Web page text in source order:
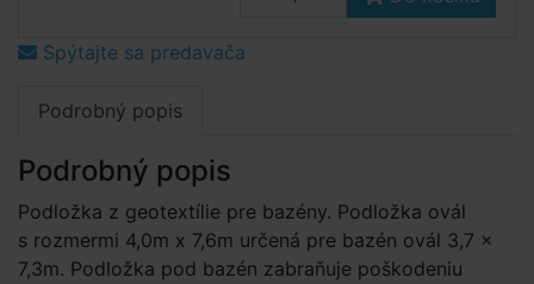
Spýtajte sa predavača
Podrobný popis
Podrobný popis
Podložka z geotextílie pre bazény. Podložka ovál
s rozmermi 4,0m x 7,6m určená pre bazén ovál 3,7 ×
7,3m. Podložka pod bazén zabraňuje poškodeniu